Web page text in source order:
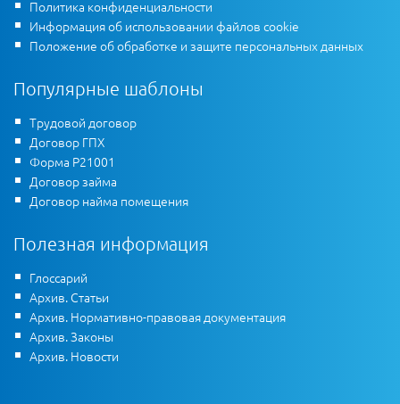
Политика конфиденциальности
Информация об использовании файлов cookie
Положение об обработке и защите персональных данных
Популярные шаблоны
Трудовой договор
Договор ГПХ
Форма Р21001
Договор займа
Договор найма помещения
Полезная информация
Глоссарий
Архив. Статьи
Архив. Нормативно-правовая документация
Архив. Законы
Архив. Новости